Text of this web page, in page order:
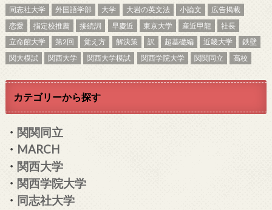
同志社大学 外国語学部 大学 大岩の英文法 小論文
広告掲載
恋愛
指定校推薦 接続詞 早慶近 東京大学 産近甲龍
社長
立命館大学
第2回 覚え方 解決策 訳 超基礎編 近畿大学
鉄壁
関大模試
関西大学 関西大学模試 関西学院大学 関関同立 高校
カテゴリーから探す
・ 関関同立
・ MARCH
・ 関西大学
・ 関西学院大学
・ 同志社大学